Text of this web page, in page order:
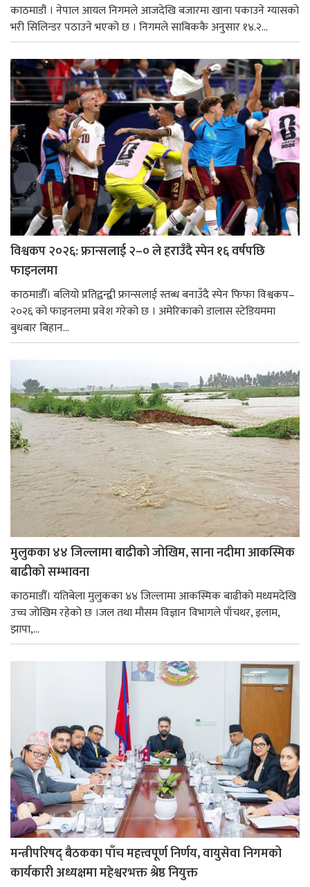
काठमाडौं । नेपाल आयल निगमले आजदेखि बजारमा खाना पकाउने ग्यासको
भरी सिलिन्डर पठाउने भएको छ । निगमले साबिककै अनुसार १४.२...
विश्वकप २०२६: फ्रान्सलाई २–० ले हराउँदै स्पेन १६ वर्षपछि
फाइनलमा
काठमाडौँ। बलियो प्रतिद्वन्द्वी फ्रान्सलाई स्तब्ध बनाउँदै स्पेन फिफा विश्वकप–
२०२६ को फाइनलमा प्रवेश गरेको छ । अमेरिकाको डालास स्टेडियममा
बुधबार बिहान...
मुलुकका ४४ जिल्लामा बाढीको जोखिम, साना नदीमा आकस्मिक
बाढीको सम्भावना
काठमाडौँ। यतिबेला मुलुकका ४४ जिल्लामा आकस्मिक बाढीको मध्यमदेखि
उच्च जोखिम रहेको छ ।जल तथा मौसम विज्ञान विभागले पाँचथर, इलाम,
झापा,...
मन्त्रीपरिषद् बैठकका पाँच महत्त्वपूर्ण निर्णय, वायुसेवा निगमको
कार्यकारी अध्यक्षमा महेश्वरभक्त श्रेष्ठ नियुक्त